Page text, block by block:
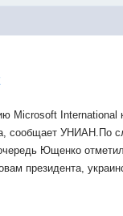
Microsoft
УНИАН.По
Ющенко
президента,